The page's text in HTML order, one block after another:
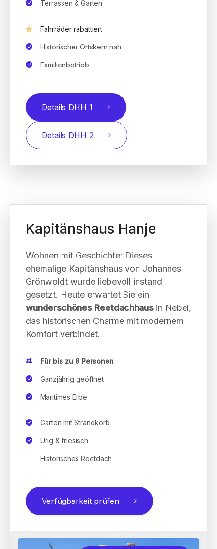
Terrassen & Garten
Fahrräder rabattiert
Historischer Ortskern nah
Familienbetrieb
Details DHH 1
Details DHH 2
Kapitänshaus Hanje
Wohnen mit Geschichte: Dieses
ehemalige Kapitänshaus von Johannes
Grönwoldt wurde liebevoll instand
gesetzt. Heute erwartet Sie ein
wunderschönes Reetdachhaus in Nebel,
das historischen Charme mit modernem
Komfort verbindet.
Für bis zu 8 Personen
Ganzjährig geöffnet
Maritimes Erbe
Garten mit Strandkorb
Urig & friesisch
Historisches Reetdach
Verfügbarkeit prüfen